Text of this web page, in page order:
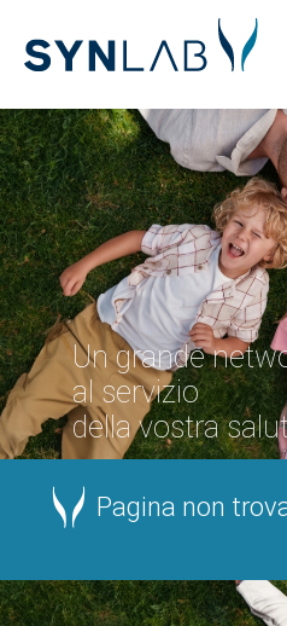
Un grande
al servizio
della vostra
Pagina non